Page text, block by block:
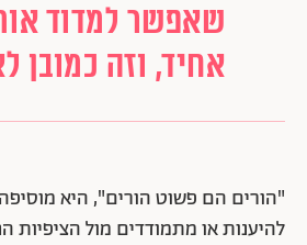
שאפשר למדוד
אחיד, וזה כמובן
"הורים הם פשוט הורים", היא
להיענות או מתמודדים מול